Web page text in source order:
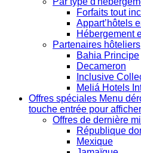
Forfaits tout
Appart’hôtels
Hébergement
Partenaires hôteliers
Bahia Principe
Decameron
Inclusive
Meliá Hotels
Offres spéciales Menu
touche entrée pour
Offres de dernière
République
Mexique